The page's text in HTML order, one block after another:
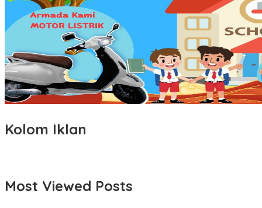
Kolom Iklan
Most Viewed Posts